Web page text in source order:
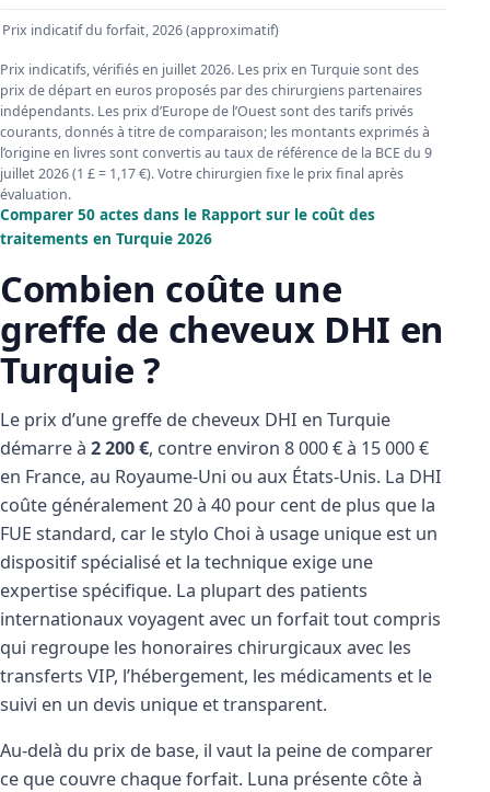
Prix indicatif du forfait, 2026 (approximatif)
Prix indicatifs, vérifiés en juillet 2026. Les prix en Turquie sont des
prix de départ en euros proposés par des chirurgiens partenaires
indépendants. Les prix d’Europe de l’Ouest sont des tarifs privés
courants, donnés à titre de comparaison; les montants exprimés à
l’origine en livres sont convertis au taux de référence de la BCE du 9
juillet 2026 (1 £ = 1,17 €). Votre chirurgien fixe le prix final après
évaluation.
Comparer 50 actes dans le Rapport sur le coût des
traitements en Turquie 2026
Combien coûte une
greffe de cheveux DHI en
Turquie ?
Le prix d’une greffe de cheveux DHI en Turquie
démarre à 2 200 €, contre environ 8 000 € à 15 000 €
en France, au Royaume-Uni ou aux États-Unis. La DHI
coûte généralement 20 à 40 pour cent de plus que la
FUE standard, car le stylo Choi à usage unique est un
dispositif spécialisé et la technique exige une
expertise spécifique. La plupart des patients
internationaux voyagent avec un forfait tout compris
qui regroupe les honoraires chirurgicaux avec les
transferts VIP, l’hébergement, les médicaments et le
suivi en un devis unique et transparent.
Au-delà du prix de base, il vaut la peine de comparer
ce que couvre chaque forfait. Luna présente côte à